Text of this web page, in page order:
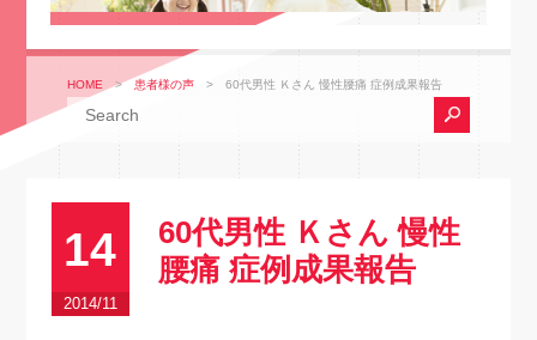
HOME > 患者様の声 >60代男性 Ｋさん 慢性腰痛 症例成果報告
14
2014/11
60代男性 Ｋさん 慢性
腰痛 症例成果報告